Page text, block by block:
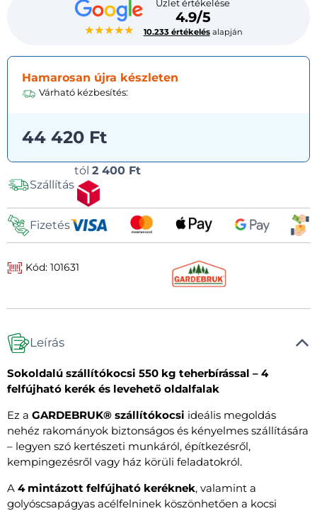
★★★★★
Üzlet értékelése
4.9/5
10.233 értékelésalapján
Hamarosan újra készleten
Várható kézbesítés:
44 420 Ft
Szállítás
tól 2 400 Ft
Fizetés
Kód: 101631
Leírás
Sokoldalú szállítókocsi 550 kg teherbírással – 4
felfújható kerék és levehető oldalfalak
Ez a GARDEBRUK® szállítókocsi ideális megoldás
nehéz rakományok biztonságos és kényelmes szállítására
– legyen szó kertészeti munkáról, építkezésről,
kempingezésről vagy ház körüli feladatokról.
A 4 mintázott felfújható keréknek, valamint a
golyóscsapágyas acélfelninek köszönhetően a kocsi